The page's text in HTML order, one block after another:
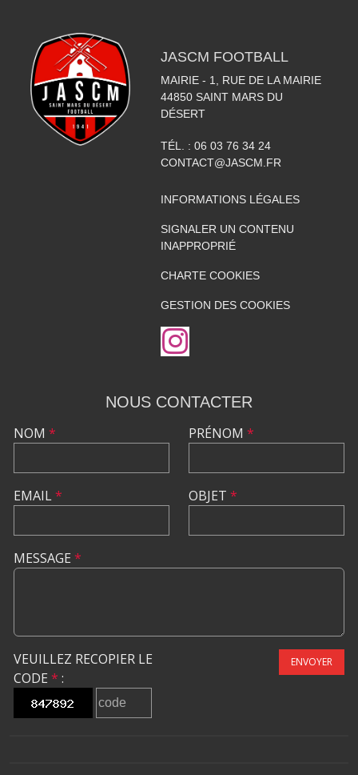
JASCM FOOTBALL
MAIRIE - 1, RUE DE LA MAIRIE
44850 SAINT MARS DU
DÉSERT
TÉL. : 06 03 76 34 24
CONTACT@JASCM.FR
INFORMATIONS LÉGALES
SIGNALER UN CONTENU
INAPPROPRIÉ
CHARTE COOKIES
GESTION DES COOKIES
NOUS CONTACTER
NOM *
EMAIL*
PRÉNOM *
OBJET *
MESSAGE *
VEUILLEZ RECOPIER LE
CODE * :
ENVOYER